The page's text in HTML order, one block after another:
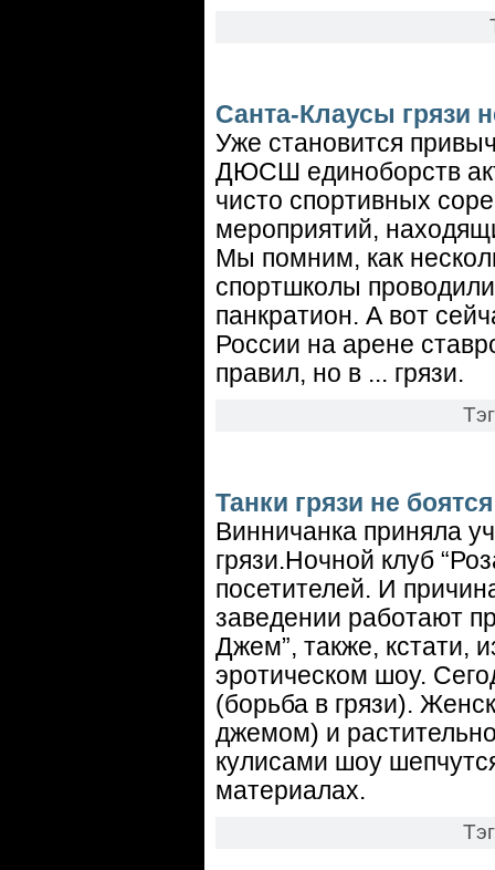
Санта-Клаусы грязи
Уже становится
ДЮСШ единоборств
чисто спортивных
мероприятий,
Мы помним, как
спортшколы
панкратион. А вот
России на арене
правил, но в ... грязи.
Танки грязи не боятся
Винничанка приняла
грязи.Ночной клуб
посетителей. И
заведении работают
Джем”, также, кстати,
эротическом шоу.
(борьба в грязи).
джемом) и
кулисами шоу
материалах.